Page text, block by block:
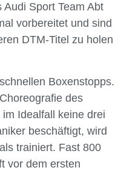
Sport Team Abt
vorbereitet und sind
DTM-Titel zu holen
Boxenstopps.
des
Idealfall keine drei
beschäftigt, wird
trainiert. Fast 800
vor dem ersten